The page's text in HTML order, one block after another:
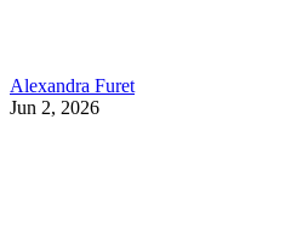
Alexandra Furet
Jun 2, 2026